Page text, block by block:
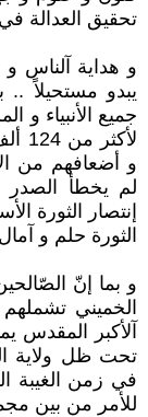
تحقيق العدالة
و هداية آلناس
يبدو مستحيلاً
جميع الأنبياء
و أضعافهم من
لم يخطأ
إنتصار الثورة
الثورة حلم و
و بما إنّ
الخميني
آلأكبر المقدس
تحت ظل ولاية
في زمن الغيبة
للأمر من بين